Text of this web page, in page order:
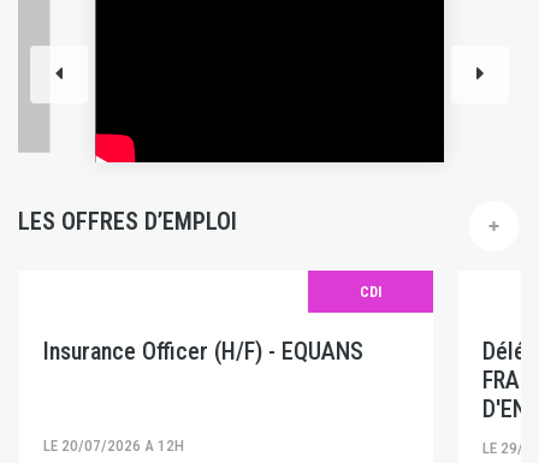
LES OFFRES D’EMPLOI
CDI
Insurance Officer (H/F) - EQUANS
LE 20/07/2026 A 12H LE 29/